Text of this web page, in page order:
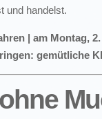
und handelst.
| am Montag,
gemütliche